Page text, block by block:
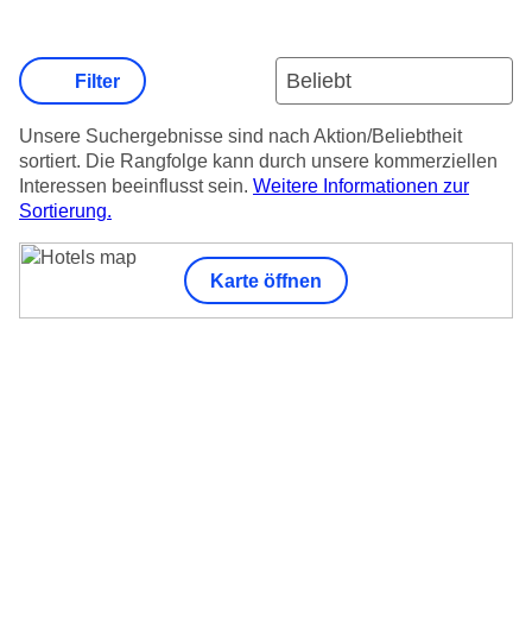
Unsere Suchergebnisse sind nach Aktion/Beliebtheit
sortiert. Die Rangfolge kann durch unsere kommerziellen
Interessen beeinflusst sein. Weitere Informationen zur
Sortierung.
Karte öffnen
Filter